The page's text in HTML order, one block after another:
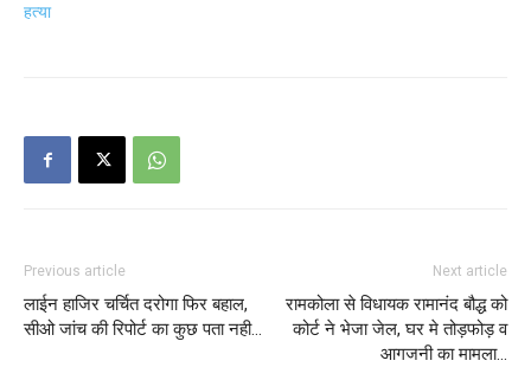
हत्या
Previous article
लाईन हाजिर चर्चित दरोगा फिर बहाल,
सीओ जांच की रिपोर्ट का कुछ पता नही…
Next article
रामकोला से विधायक रामानंद बौद्ध को
कोर्ट ने भेजा जेल, घर मे तोड़फोड़ व
आगजनी का मामला…